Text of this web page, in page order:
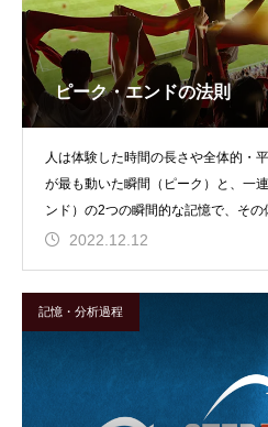
ピーク・エンドの法則
人は体験した時間の長さや全体的・
が最も動いた瞬間（ピーク）と、一
ンド）の2つの瞬間的な記憶で、そ
てしまう傾向がある。
2022.12.12
記憶・分析過程